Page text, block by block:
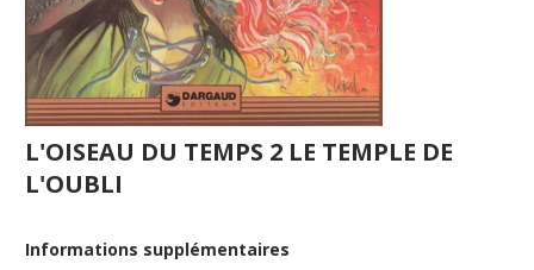
L'OISEAU DU TEMPS 2 LE TEMPLE DE
L'OUBLI
Informations supplémentaires